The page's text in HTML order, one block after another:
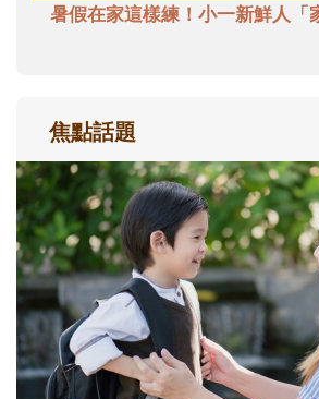
暑假在家這樣練！小一新鮮人「
焦點話題
和孩子一起長大的那個男
不同模樣
沒有人天生就擅長當爸爸！男
次「前所未有」的體驗中，跟
大。從給予安全感的肢體遊戲
主、角色認同及解決問題的能